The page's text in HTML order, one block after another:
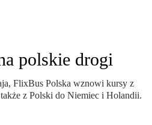
polskie drogi
FlixBus Polska wznowi kursy z
z Polski do Niemiec i Holandii.